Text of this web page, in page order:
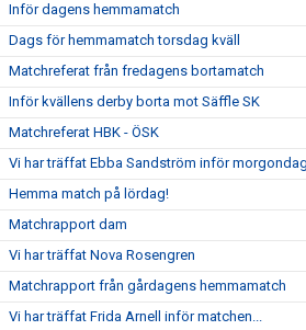
Inför dagens hemmamatch
Dags för hemmamatch torsdag kväll
Matchreferat från fredagens bortamatch
Inför kvällens derby borta mot Säffle SK
Matchreferat HBK - ÖSK
Vi har träffat Ebba Sandström inför
Hemma match på lördag!
Matchrapport dam
Vi har träffat Nova Rosengren
Matchrapport från gårdagens hemmamatch
Vi har träffat Frida Arnell inför matchen...